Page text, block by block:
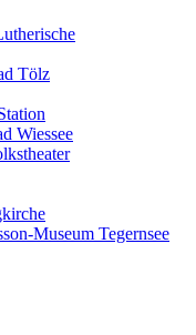
Tölz
Wiessee
Museum Tegernsee